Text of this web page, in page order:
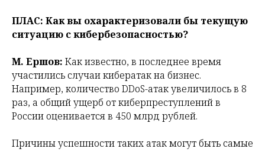
ПЛАС: Как вы охарактеризовали бы текущую
ситуацию с кибербезопасностью?
М. Ершов: Как известно, в последнее время
участились случаи кибератак на бизнес.
Например, количество DDoS-атак увеличилось в 8
раз, а общий ущерб от киберпреступлений в
России оценивается в 450 млрд рублей.
Причины успешности таких атак могут быть самые